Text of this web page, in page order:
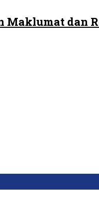
Maklumat dan